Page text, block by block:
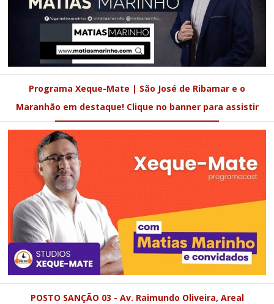
Programa Xeque-Mate | São José de Ribamar e o
Maranhão em destaque! Clique no banner para assistir
POSTO SANÇÃO 03 - Av. Raimundo Oliveira, Areal